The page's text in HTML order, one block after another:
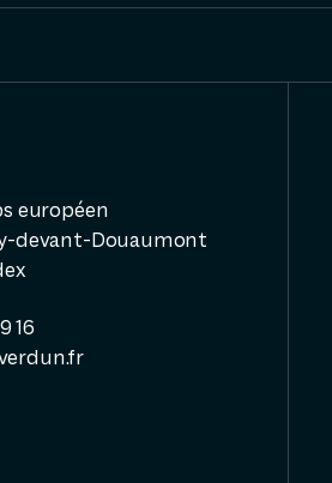
européen
devant-Douaumont
16